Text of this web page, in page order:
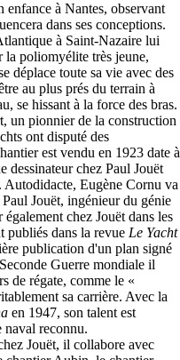
enfance à Nantes, observant
dans ses conceptions.
à Saint-Nazaire lui
la poliomyélite très jeune,
déplace toute sa vie avec des
au plus prés du terrain à
se hissant à la force des bras.
un pionnier de la construction
ont disputé des
est vendu en 1923 date à
dessinateur chez Paul Jouët
Eugène Cornu va
Jouët, ingénieur du génie
chez Jouët dans les
publiés dans la revue Le Yacht
publication d'un plan signé
Guerre mondiale il
de régate, comme le «
sa carrière. Avec la
en 1947, son talent est
naval reconnu.
Jouët, il collabore avec